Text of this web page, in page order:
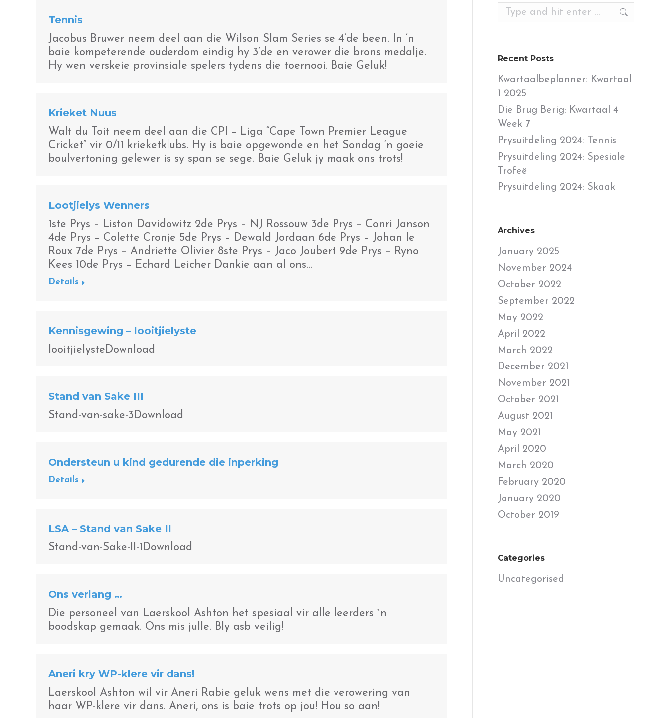
Tennis
Jacobus Bruwer neem deel aan die Wilson Slam Series se 4’de been. In ‘n
baie kompeterende ouderdom eindig hy 3’de en verower die brons medalje.
Hy wen verskeie provinsiale spelers tydens die toernooi. Baie Geluk!
Krieket Nuus
Walt du Toit neem deel aan die CPI – Liga “Cape Town Premier League
Cricket” vir 0/11 krieketklubs. Hy is baie opgewonde en het Sondag ‘n goeie
boulvertoning gelewer is sy span se sege. Baie Geluk jy maak ons trots!
Lootjielys Wenners
1ste Prys – Liston Davidowitz 2de Prys – NJ Rossouw 3de Prys – Conri Janson
4de Prys – Colette Cronje 5de Prys – Dewald Jordaan 6de Prys – Johan le
Roux 7de Prys – Andriette Olivier 8ste Prys – Jaco Joubert 9de Prys – Ryno
Kees 10de Prys – Echard Leicher Dankie aan al ons…
Details
Kennisgewing – looitjielyste
looitjielysteDownload
Stand van Sake III
Stand-van-sake-3Download
Ondersteun u kind gedurende die inperking
Details
LSA – Stand van Sake II
Stand-van-Sake-II-1Download
Ons verlang …
Die personeel van Laerskool Ashton het spesiaal vir alle leerders `n
boodskap gemaak. Ons mis julle. Bly asb veilig!
Aneri kry WP-klere vir dans!
Laerskool Ashton wil vir Aneri Rabie geluk wens met die verowering van
haar WP-klere vir dans. Aneri, ons is baie trots op jou! Hou so aan!
Search:
Recent Posts
Kwartaalbeplanner: Kwartaal
1 2025
Die Brug Berig: Kwartaal 4
Week 7
Prysuitdeling 2024: Tennis
Prysuitdeling 2024: Spesiale
Trofeë
Prysuitdeling 2024: Skaak
Archives
January 2025
November 2024
October 2022
September 2022
May 2022
April 2022
March 2022
December 2021
November 2021
October 2021
August 2021
May 2021
April 2020
March 2020
February 2020
January 2020
October 2019
Categories
Uncategorised